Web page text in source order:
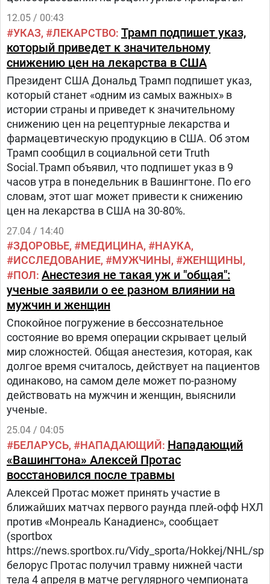
12.05 / 00:43
УКАЗ ЛЕКАРСТВО Трамп подпишет указ,
который приведет к значительному
снижению цен на лекарства в США
Президент США Дональд Трамп подпишет указ,
который станет «одним из самых важных» в
истории страны и приведет к значительному
снижению цен на рецептурные лекарства и
фармацевтическую продукцию в США. Об этом
Трамп сообщил в социальной сети Truth
Social.Трамп объявил, что подпишет указ в 9
часов утра в понедельник в Вашингтоне. По его
словам, этот шаг может привести к снижению
цен на лекарства в США на 30-80%.
27.04 / 14:40
ЗДОРОВЬЕ МЕДИЦИНА
НАУКА
ИССЛЕДОВАНИЕ
МУЖЧИНЫ
ЖЕНЩИНЫ
ПОЛ Анестезия не такая уж и "общая":
ученые заявили о ее разном влиянии на
мужчин и женщин
Спокойное погружение в бессознательное
состояние во время операции скрывает целый
мир сложностей. Общая анестезия, которая, как
долгое время считалось, действует на пациентов
одинаково, на самом деле может по-разному
действовать на мужчин и женщин, выяснили
ученые.
25.04 / 04:05
БЕЛАРУСЬ НАПАДАЮЩИЙ Нападающий
«Вашингтона» Алексей Протас
восстановился после травмы
Алексей Протас может принять участие в
ближайших матчах первого раунда плей‑офф НХЛ
против «Монреаль Канадиенс», сообщает
(sportbox
https://news.sportbox.ru/Vidy_sporta/Hokkej/NHL/
белорус Протас получил травму нижней части
тела 4 апреля в матче регулярного чемпионата